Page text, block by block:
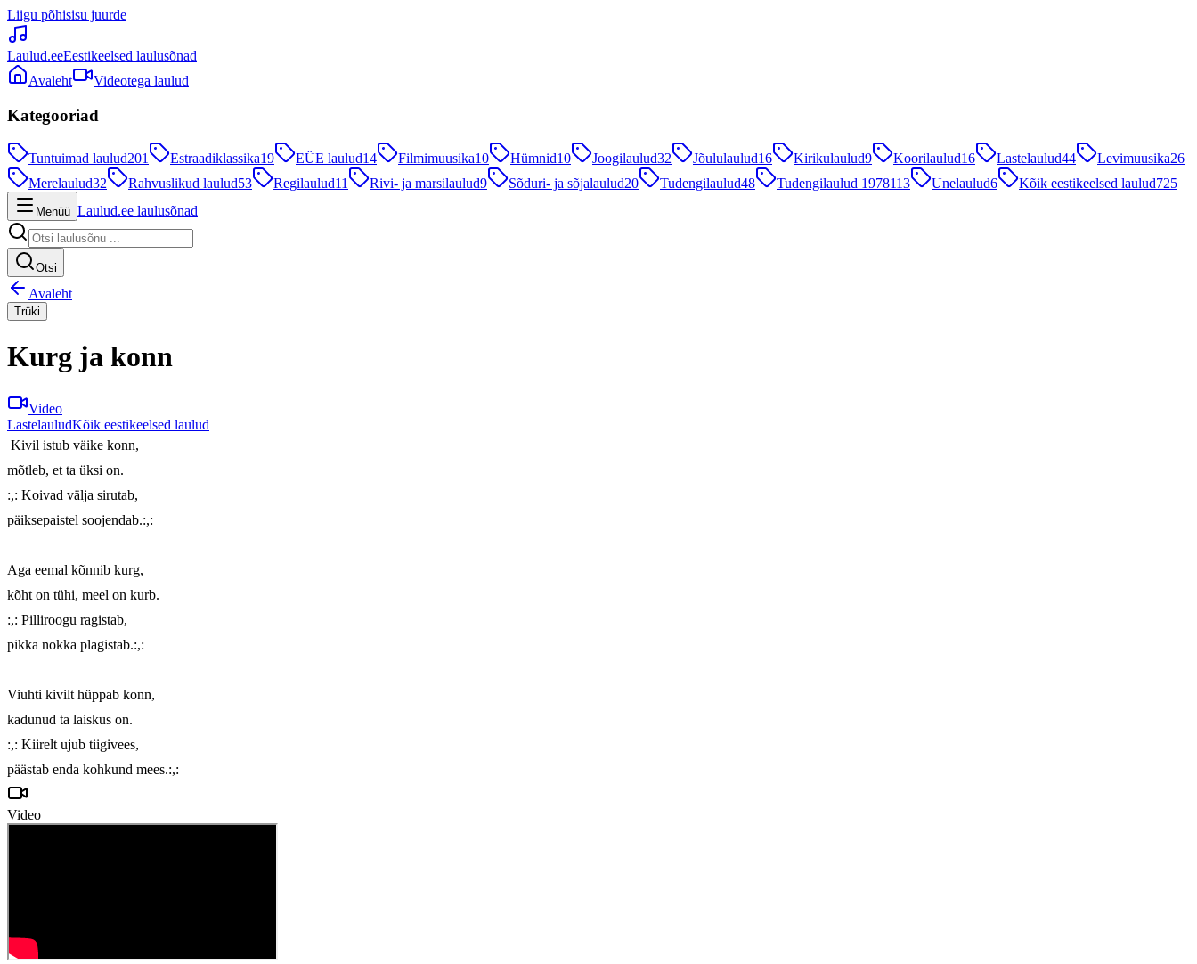
Liigu põhisisu juurde
Laulud.eeEestikeelsed laulusõnad
Avaleht
Videotega laulud
Kategooriad
Tuntuimad laulud201 Estraadiklassika19 EÜE laulud14 Filmimuusika10 Hümnid10 Joogilaulud32 Jõululaulud16 Kirikulaulud9 Koorilaulud16 Lastelaulud44 Levimuusika26
Merelaulud32 Rahvuslikud laulud53 Regilaulud11 Rivi- ja marsilaulud9 Sõduri- ja sõjalaulud20 Tudengilaulud48 Tudengilaulud 1978113 Unelaulud6 Kõik eestikeelsed laulud725
Menüü Laulud.ee laulusõnad
Otsi
Avaleht
Trüki
Kurg ja konn
Video
LastelauludKõik eestikeelsed laulud
mõtleb, et ta üksi on.
:,: Koivad välja sirutab,
päiksepaistel soojendab.:,:
Aga eemal kõnnib kurg,
kõht on tühi, meel on kurb.
:,: Pilliroogu ragistab,
pikka nokka plagistab.:,:
Viuhti kivilt hüppab konn,
kadunud ta laiskus on.
:,: Kiirelt ujub tiigivees,
päästab enda kohkund mees.:,:
Video